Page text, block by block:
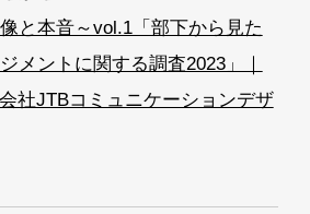
と本音～vol.1「部下から見た
メントに関する調査2023」｜
社JTBコミュニケーションデザ